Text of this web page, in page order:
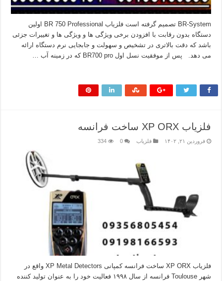
BR-System تصمیم گرفته است فلزیاب BR 750 Professional اولین
دستگاه بدون رقابت با افزودن برخی ویژگی ها و ویژگی ها و تغییرات جزئی
باشد که دقت بالاتری در تشخیص و سهولت و جابجایی نرم دستگاه ارائه
می دهد. پس از موفقیت نسل اول BR700 pro که در زمینه آب …
فلزیاب XP ORX ساخت فرانسه
فروردین ۲۱, ۱۴۰۲ فلزیاب 0
334
فلزیاب XP ORX ساخت فرانسه کمپانی XP Metal Detectors واقع در
شهر Toulouse فرانسه از سال ۱۹۹۸ فعالیت خود را به عنوان تولید کننده